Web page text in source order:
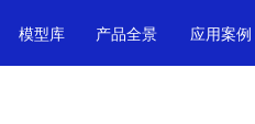
模型库 产品全景 应用案例